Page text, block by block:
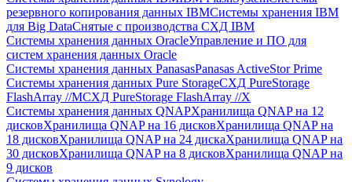
резервного копирования данных IBMСистемы хранения IBM
для Big DataСнятые с производства СХД IBM
Системы хранения данных OracleУправление и ПО для
систем хранения данных Oracle
Системы хранения данных PanasasPanasas ActiveStor Prime
Системы хранения данных Pure StorageСХД PureStorage
FlashArray //MСХД PureStorage FlashArray //X
Системы хранения данных QNAPХранилища QNAP на 12
дисковХранилища QNAP на 16 дисковХранилища QNAP на
18 дисковХранилища QNAP на 24 дискаХранилища QNAP на
30 дисковХранилища QNAP на 8 дисковХранилища QNAP на
9 дисков